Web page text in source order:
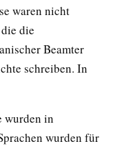
waren nicht
die
Beamter
schreiben. In
wurden in
wurden für